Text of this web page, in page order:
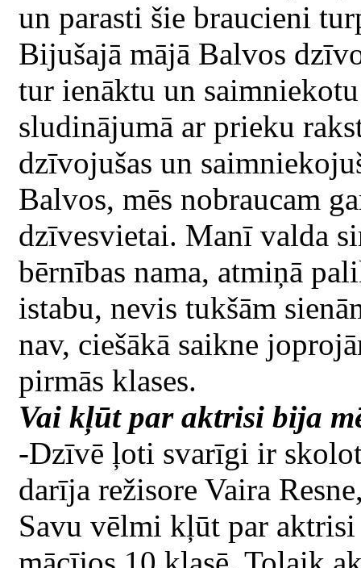
un parasti šie braucieni
Bijušajā mājā Balvos
tur ienāktu un
sludinājumā ar prieku
dzīvojušas un
Balvos, mēs nobraucam
dzīvesvietai. Manī valda
bērnības nama, atmiņā
istabu, nevis tukšām
nav, ciešākā saikne
pirmās klases.
Vai kļūt par aktrisi bija
-Dzīvē ļoti svarīgi ir
darīja režisore Vaira
Savu vēlmi kļūt par